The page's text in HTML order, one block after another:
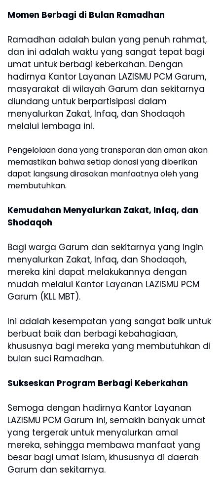
Momen Berbagi di Bulan Ramadhan
Ramadhan adalah bulan yang penuh rahmat,
dan ini adalah waktu yang sangat tepat bagi
umat untuk berbagi keberkahan. Dengan
hadirnya Kantor Layanan LAZISMU PCM Garum,
masyarakat di wilayah Garum dan sekitarnya
diundang untuk berpartisipasi dalam
menyalurkan Zakat, Infaq, dan Shodaqoh
melalui lembaga ini.
Pengelolaan dana yang transparan dan aman akan
memastikan bahwa setiap donasi yang diberikan
dapat langsung dirasakan manfaatnya oleh yang
membutuhkan.
Kemudahan Menyalurkan Zakat, Infaq, dan
Shodaqoh
Bagi warga Garum dan sekitarnya yang ingin
menyalurkan Zakat, Infaq, dan Shodaqoh,
mereka kini dapat melakukannya dengan
mudah melalui Kantor Layanan LAZISMU PCM
Garum (KLL MBT).
Ini adalah kesempatan yang sangat baik untuk
berbuat baik dan berbagi kebahagiaan,
khususnya bagi mereka yang membutuhkan di
bulan suci Ramadhan.
Sukseskan Program Berbagi Keberkahan
Semoga dengan hadirnya Kantor Layanan
LAZISMU PCM Garum ini, semakin banyak umat
yang tergerak untuk menyalurkan amal
mereka, sehingga membawa manfaat yang
besar bagi umat Islam, khususnya di daerah
Garum dan sekitarnya.